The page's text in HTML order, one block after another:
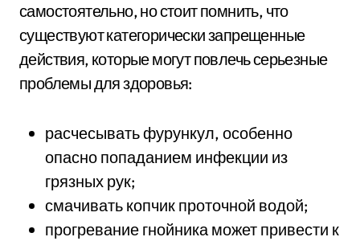
самостоятельно, но стоит помнить, что
существуют категорически запрещенные
действия, которые могут повлечь серьезные
проблемы для здоровья:
расчесывать фурункул, особенно
опасно попаданием инфекции из
грязных рук;
смачивать копчик проточной водой;
прогревание гнойника может привести к